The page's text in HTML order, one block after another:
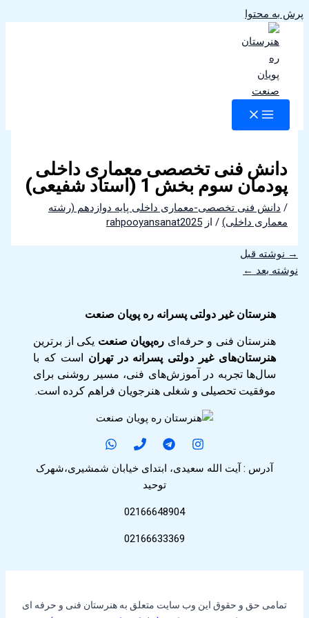
پرش به محتوا
دانش فنی تخصصی معماری داخلی
پودمان سوم بخش 1 (استاد شفیعی)
/ دانش فنی تخصصی-معماری داخلی پایه دوازدهم (رشته
معماری داخلی) / از rahpooyansanat2025
→ نوشته قبل
نوشته بعد ←
هنرستان غیر دولتی پسرانه ره پویان صنعت
هنرستان فنی و حرفه‌ای ره‌پویان صنعت یکی از برترین
هنرستان‌های غیر دولتی پسرانه در تهران است که با
سال‌ها تجربه در آموزش‌های فنی، مسیر روشنی برای
موفقیت تحصیلی و شغلی هنرجویان فراهم کرده است.
آدرس : آیت الله سعیدی، ابتدای خیابان شمشیری،شهرک
توحید
02166648904
02166633369
تمامی حق و حقوق این وب سایت متعلق به هنرستان فنی و حرفه ای